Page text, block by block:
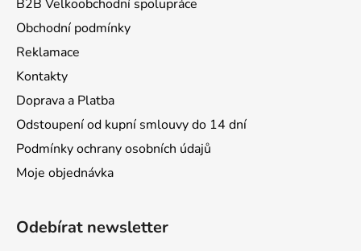
B2B Velkoobchodní spolupráce
Obchodní podmínky
Reklamace
Kontakty
Doprava a Platba
Odstoupení od kupní smlouvy do 14 dní
Podmínky ochrany osobních údajů
Moje objednávka
Odebírat newsletter